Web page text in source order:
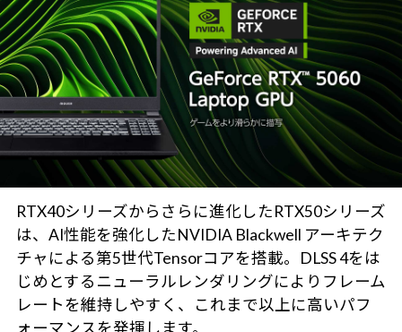
RTX40シリーズからさらに進化したRTX50シリーズ
は、AI性能を強化したNVIDIA Blackwell アーキテク
チャによる第5世代Tensorコアを搭載。DLSS 4をは
じめとするニューラルレンダリングによりフレーム
レートを維持しやすく、これまで以上に高いパフ